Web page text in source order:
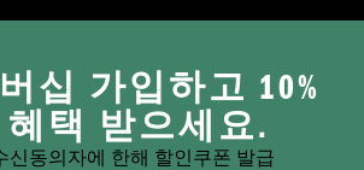
십 가입하고 10%
혜택 받으세요.
신동의자에 한해 할인쿠폰 발급